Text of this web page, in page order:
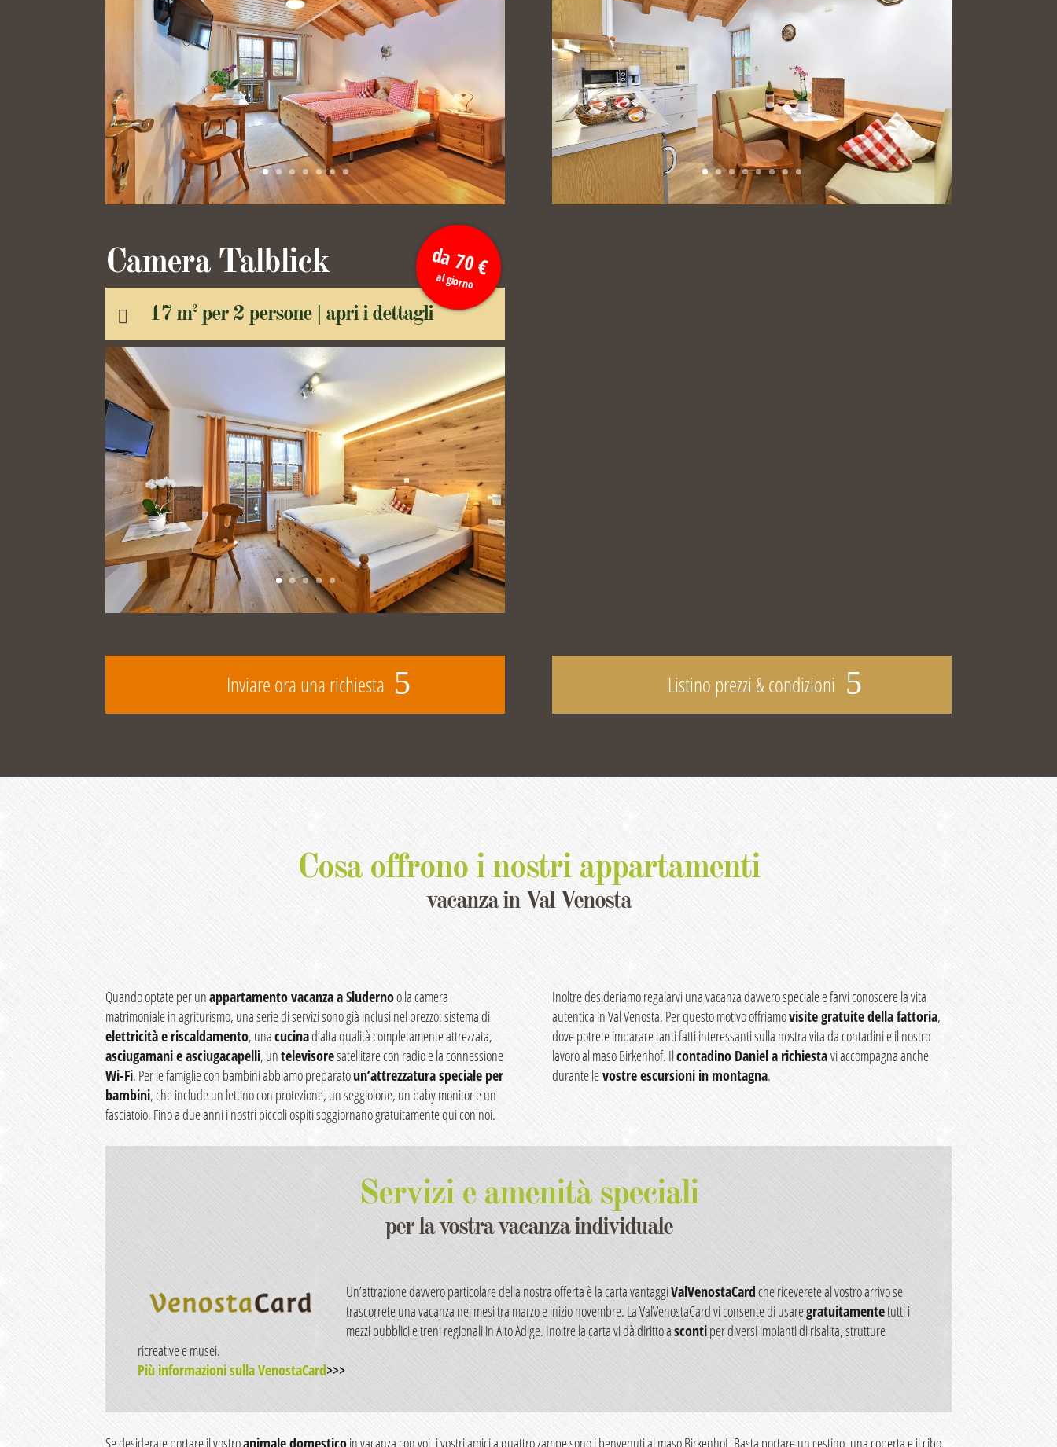
Camera Talblick
17 m2per 2 persone | apri i dettagli
da 70 €
al giorno
Inviare ora una richiesta Listino prezzi & condizioni
Cosa offrono i nostri appartamenti
vacanza in Val Venosta
Quando optate per unappartamento vacanza a Sludernoo la camera
matrimoniale in agriturismo, una serie di servizi sono già inclusi nel prezzo: sistema di
elettricità e riscaldamento, unacucinad’alta qualità completamente attrezzata,
asciugamani e asciugacapelli, untelevisoresatellitare con radio e la connessione
Wi-Fi. Per le famiglie con bambini abbiamo preparatoun’attrezzatura speciale per
bambini, che include un lettino con protezione, un seggiolone, un baby monitor e un
fasciatoio. Fino a due anni i nostri piccoli ospiti soggiornano gratuitamente qui con noi.
Inoltre desideriamo regalarvi una vacanza davvero speciale e farvi conoscere la vita
autentica in Val Venosta. Per questo motivo offriamovisite gratuite della fattoria,
dove potrete imparare tanti fatti interessanti sulla nostra vita da contadini e il nostro
lavoro al maso Birkenhof. Ilcontadino Daniel a richiestavi accompagna anche
durante levostre escursioni in montagna.
Servizi e amenità speciali
per la vostra vacanza individuale
Un’attrazione davvero particolare della nostra offerta è la carta vantaggiValVenostaCardche riceverete al vostro arrivo se
trascorrete una vacanza nei mesi tra marzo e inizio novembre. La ValVenostaCard vi consente di usaregratuitamentetutti i
mezzi pubblici e treni regionali in Alto Adige. Inoltre la carta vi dà diritto ascontiper diversi impianti di risalita, strutture
ricreative e musei.
Più informazioni sullaVenostaCard>>>
Se desiderate portare il vostroanimale domesticoin vacanza con voi, i vostri amici a quattro zampe sono i benvenuti al maso Birkenhof. Basta portare un cestino, una coperta e il cibo